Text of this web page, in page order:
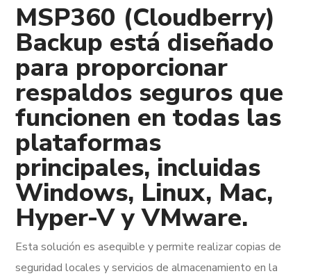
MSP360 (Cloudberry)
Backup está diseñado
para proporcionar
respaldos seguros que
funcionen en todas las
plataformas
principales, incluidas
Windows, Linux, Mac,
Hyper-V y VMware.
Esta solución es asequible y permite realizar copias de
seguridad locales y servicios de almacenamiento en la